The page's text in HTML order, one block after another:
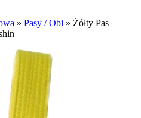
» Pasy / Obi » Żółty Pas